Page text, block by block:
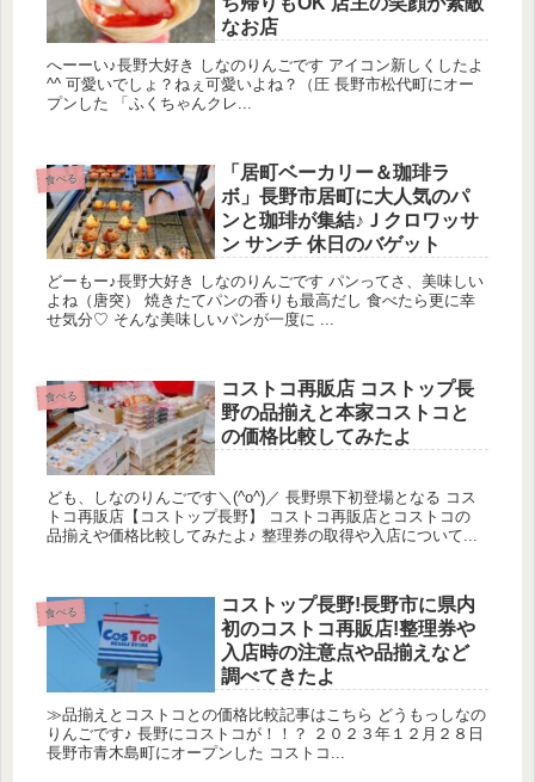
なお店
へーーい♪長野大好き しなのりんごです アイコン新しくしたよ
^^ 可愛いでしょ？ねぇ可愛いよね？（圧 長野市松代町にオー
プンした 「ふくちゃんクレ...
食べる
「居町ベーカリー＆珈琲ラ
ボ」長野市居町に大人気のパ
ンと珈琲が集結♪Ｊクロワッサ
ン サンチ 休日のバゲット
どーもー♪長野大好き しなのりんごです パンってさ、美味しい
よね（唐突） 焼きたてパンの香りも最高だし 食べたら更に幸
せ気分♡ そんな美味しいパンが一度に ...
食べる
コストコ再販店 コストップ長
野の品揃えと本家コストコと
の価格比較してみたよ
ども、しなのりんごです＼(^o^)／ 長野県下初登場となる コス
トコ再販店【コストップ長野】 コストコ再販店とコストコの
品揃えや価格比較してみたよ♪ 整理券の取得や入店について...
食べる
コストップ長野!長野市に県内
初のコストコ再販店!整理券や
入店時の注意点や品揃えなど
調べてきたよ
≫品揃えとコストコとの価格比較記事はこちら どうもっしなの
りんごです♪ 長野にコストコが！！？ ２０２３年１２月２８日
長野市青木島町にオープンした コストコ...